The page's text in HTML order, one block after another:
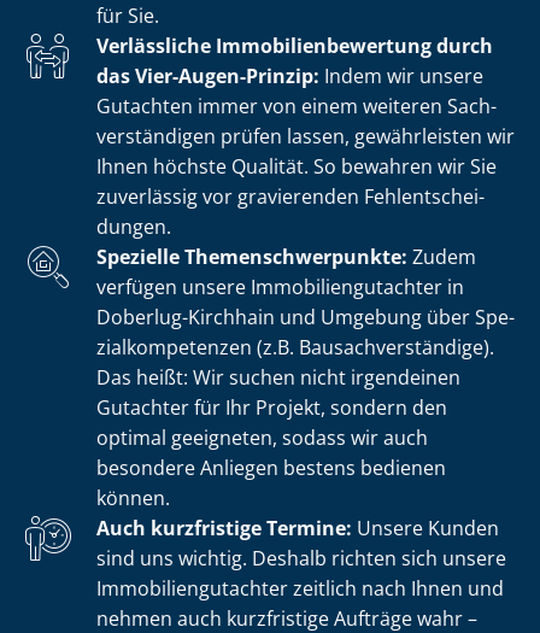
für Sie.
Verlässliche Im­mo­bi­li­en­be­wer­tung durch
das Vier-Augen-Prinzip: Indem wir unsere
Gutachten immer von einem weiteren Sach­
ver­stän­di­gen prüfen lassen, gewährleisten wir
Ihnen höchste Qualität. So bewahren wir Sie
zuverlässig vor gravierenden Fehl­ent­schei­
dun­gen.
Spezielle The­men­schwer­punk­te: Zudem
verfügen unsere Im­mo­bi­li­en­gut­ach­ter in
Doberlug-Kirchhain und Umgebung über Spe­
zi­al­kom­pe­ten­zen (z.B. Bau­sach­ver­stän­di­ge).
Das heißt: Wir suchen nicht irgendeinen
Gutachter für Ihr Projekt, sondern den
optimal geeigneten, sodass wir auch
besondere Anliegen bestens bedienen
können.
Auch kurzfristige Termine: Unsere Kunden
sind uns wichtig. Deshalb richten sich unsere
Im­mo­bi­li­en­gut­ach­ter zeitlich nach Ihnen und
nehmen auch kurzfristige Aufträge wahr –